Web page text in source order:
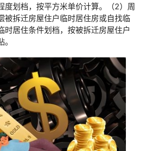
度划档，按平方米单价计算。（2）周
被拆迁房屋住户临时居住房或自找临
时居住条件划档，按被拆迁房屋住户